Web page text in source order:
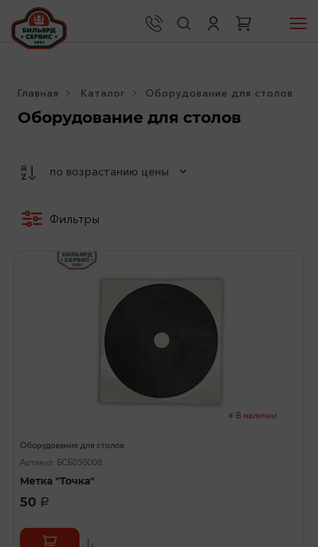
Главная Каталог Оборудование для столов
Оборудование для столов
Фильтры
В наличии
Оборудование для столов
Артикул: БСБ050008
Метка "Точка"
50 a